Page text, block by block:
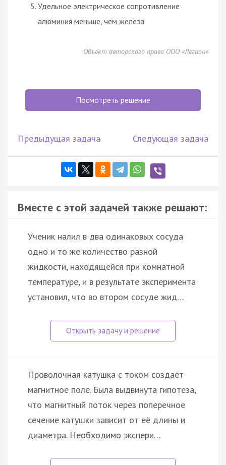
Удельное электрическое сопротивление
алюминия меньше, чем железа
Объект авторского права ООО «Легион»
Посмотреть решение
Предыдущая задача Следующая задача
Вместе с этой задачей также решают:
Ученик налил в два одинаковых сосуда
одно и то же количество разной
жидкости, находящейся при комнатной
температуре, и в результате эксперимента
установил, что во втором сосуде жид…
Проволочная катушка с током создаёт
магнитное поле. Была выдвинута гипотеза,
что магнитный поток через поперечное
сечение катушки зависит от её длины и
диаметра. Необходимо экспери…